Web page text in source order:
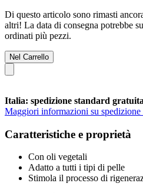
Di questo articolo sono rimasti
altri! La data di consegna potrebbe
ordinati più pezzi.
Nel Carrello
Italia: spedizione standard gratuita
Maggiori informazioni su spedizione
Caratteristiche e proprietà
Con oli vegetali
Adatto a tutti i tipi di pelle
Stimola il processo di